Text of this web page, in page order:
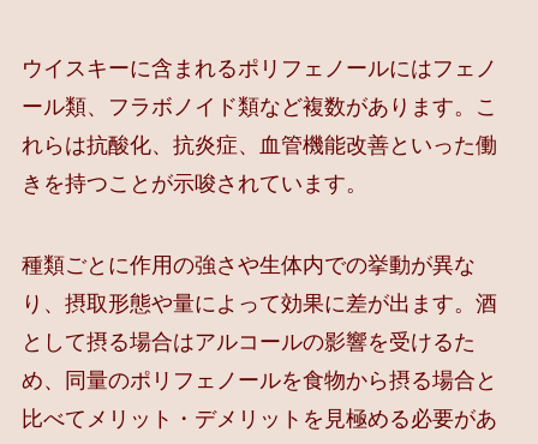
ウイスキーに含まれるポリフェノールにはフェノ
ール類、フラボノイド類など複数があります。こ
れらは抗酸化、抗炎症、血管機能改善といった働
きを持つことが示唆されています。
種類ごとに作用の強さや生体内での挙動が異な
り、摂取形態や量によって効果に差が出ます。酒
として摂る場合はアルコールの影響を受けるた
め、同量のポリフェノールを食物から摂る場合と
比べてメリット・デメリットを見極める必要があ